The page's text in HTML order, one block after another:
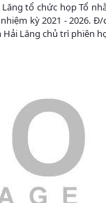
tổ chức họp Tổ
kỳ 2021 - 2026. Đ/
Lăng chủ trì phiên